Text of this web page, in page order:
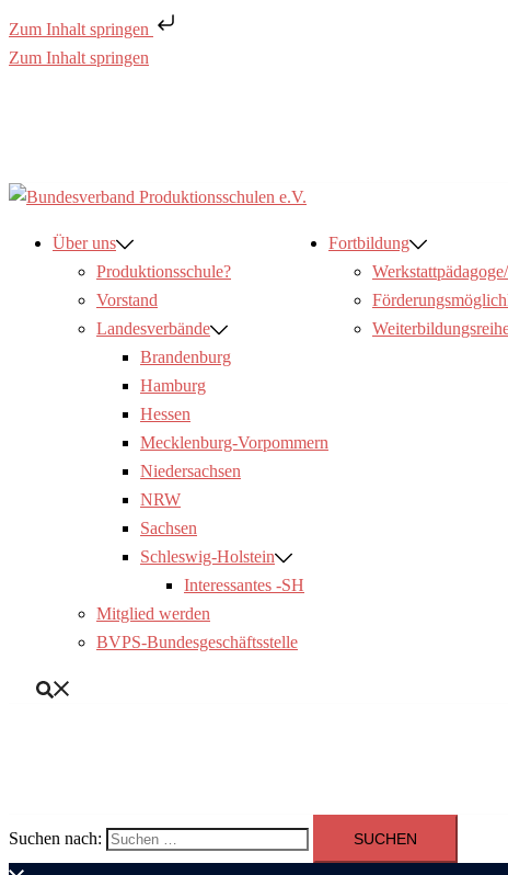
Zum Inhalt springen
Zum Inhalt springen
Über uns
Produktionsschule?
Vorstand
Landesverbände
Brandenburg
Hamburg
Hessen
Mecklenburg-Vorpommern
Niedersachsen
NRW
Sachsen
Schleswig-Holstein
Interessantes -SH
Mitglied werden
BVPS-Bundesgeschäftsstelle
Fortbildung
Suchen nach: